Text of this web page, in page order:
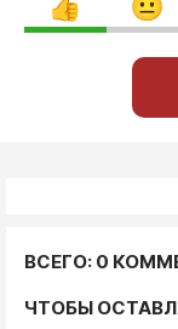
ВСЕГО: 0
ЧТОБЫ